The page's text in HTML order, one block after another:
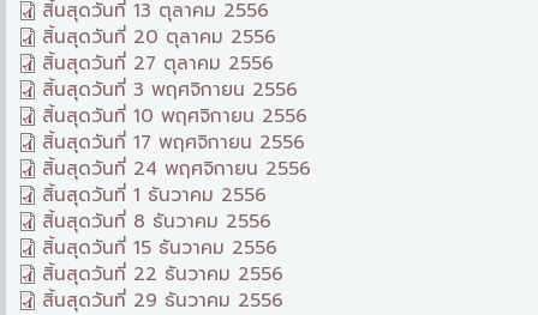
สิ้นสุดวันที่ 13 ตุลาคม 2556
สิ้นสุดวันที่ 20 ตุลาคม 2556
สิ้นสุดวันที่ 27 ตุลาคม 2556
สิ้นสุดวันที่ 3 พฤศจิกายน 2556
สิ้นสุดวันที่ 10 พฤศจิกายน 2556
สิ้นสุดวันที่ 17 พฤศจิกายน 2556
สิ้นสุดวันที่ 24 พฤศจิกายน 2556
สิ้นสุดวันที่ 1 ธันวาคม 2556
สิ้นสุดวันที่ 8 ธันวาคม 2556
สิ้นสุดวันที่ 15 ธันวาคม 2556
สิ้นสุดวันที่ 22 ธันวาคม 2556
สิ้นสุดวันที่ 29 ธันวาคม 2556